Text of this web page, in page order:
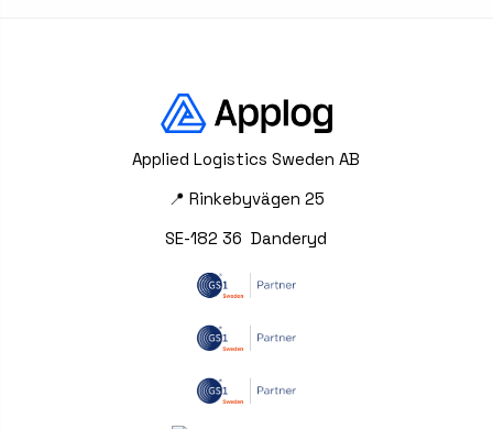
Applied Logistics Sweden AB
📍 Rinkebyvägen 25
SE-182 36 Danderyd